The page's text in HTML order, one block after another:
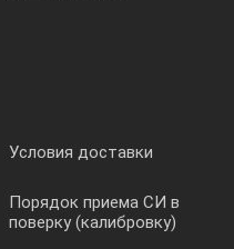
Условия доставки
Порядок приема СИ в
поверку (калибровку)